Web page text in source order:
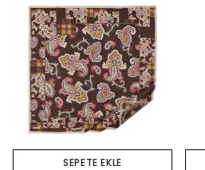
SEPETE EKLE